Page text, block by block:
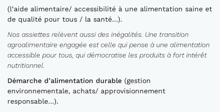
(l’aide alimentaire/ accessibilité à une alimentation saine et
de qualité pour tous / la santé…).
Nos assiettes relèvent aussi des inégalités. Une transition
agroalimentaire engagée est celle qui pense à une alimentation
accessible pour tous, qui démocratise les produits à fort intérêt
nutritionnel.
Démarche d’alimentation durable (gestion
environnementale, achats/ approvisionnement
responsable…).